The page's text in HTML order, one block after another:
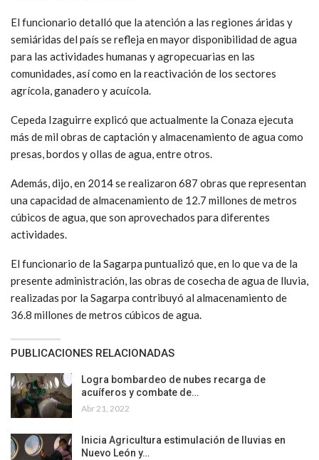
El funcionario detalló que la atención a las regiones áridas y
semiáridas del país se refleja en mayor disponibilidad de agua
para las actividades humanas y agropecuarias en las
comunidades, así como en la reactivación de los sectores
agrícola, ganadero y acuícola.
Cepeda Izaguirre explicó que actualmente la Conaza ejecuta
más de mil obras de captación y almacenamiento de agua como
presas, bordos y ollas de agua, entre otros.
Además, dijo, en 2014 se realizaron 687 obras que representan
una capacidad de almacenamiento de 12.7 millones de metros
cúbicos de agua, que son aprovechados para diferentes
actividades.
El funcionario de la Sagarpa puntualizó que, en lo que va de la
presente administración, las obras de cosecha de agua de lluvia,
realizadas por la Sagarpa contribuyó al almacenamiento de
36.8 millones de metros cúbicos de agua.
PUBLICACIONES RELACIONADAS
Logra bombardeo de nubes recarga de
acuíferos y combate de…
Abr 21, 2022
Inicia Agricultura estimulación de lluvias en
Nuevo León y…